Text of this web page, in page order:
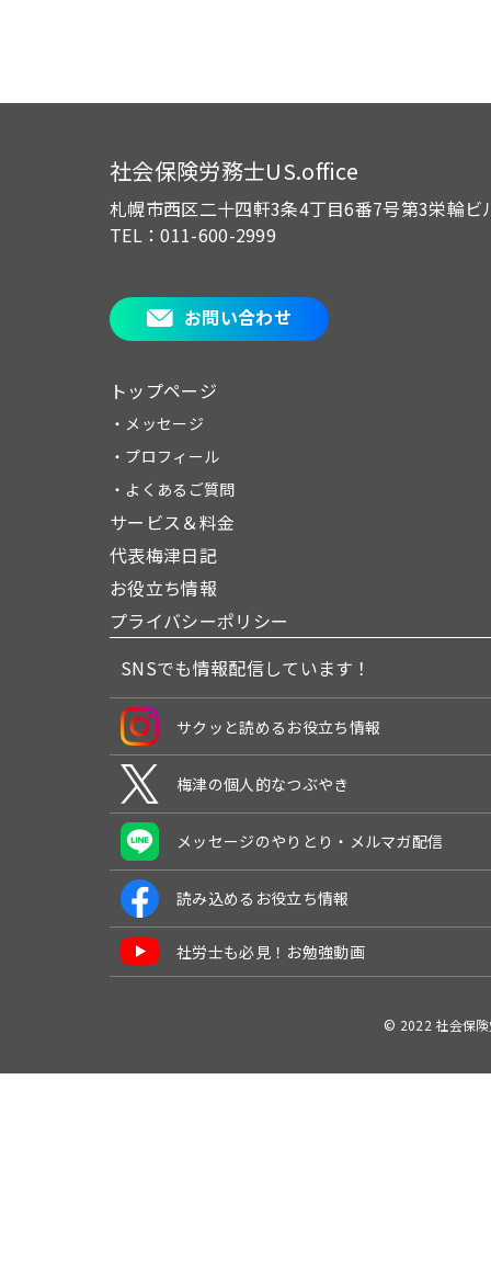
社会保険労務士US.office
札幌市西区二十四軒3条4丁目6番7号第3栄輪ビ
TEL：011-600-2999
お問い合わせ
トップページ
・メッセージ
・プロフィール
・よくあるご質問
サービス＆料金
代表梅津日記
お役立ち情報
プライバシーポリシー
SNSでも情報配信しています！
サクッと読めるお役立ち情報
梅津の個人的なつぶやき
メッセージのやりとり・メルマガ配信
読み込めるお役立ち情報
社労士も必見！お勉強動画
© 2022 社会保